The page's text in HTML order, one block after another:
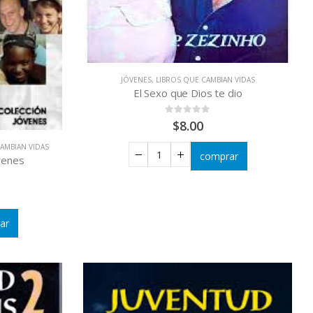
VIDAS
JÓVENES, LIBROS QUE CAMBIAN VIDAS
El Sexo que Dios te dio
out of 5
$8.00
comprar